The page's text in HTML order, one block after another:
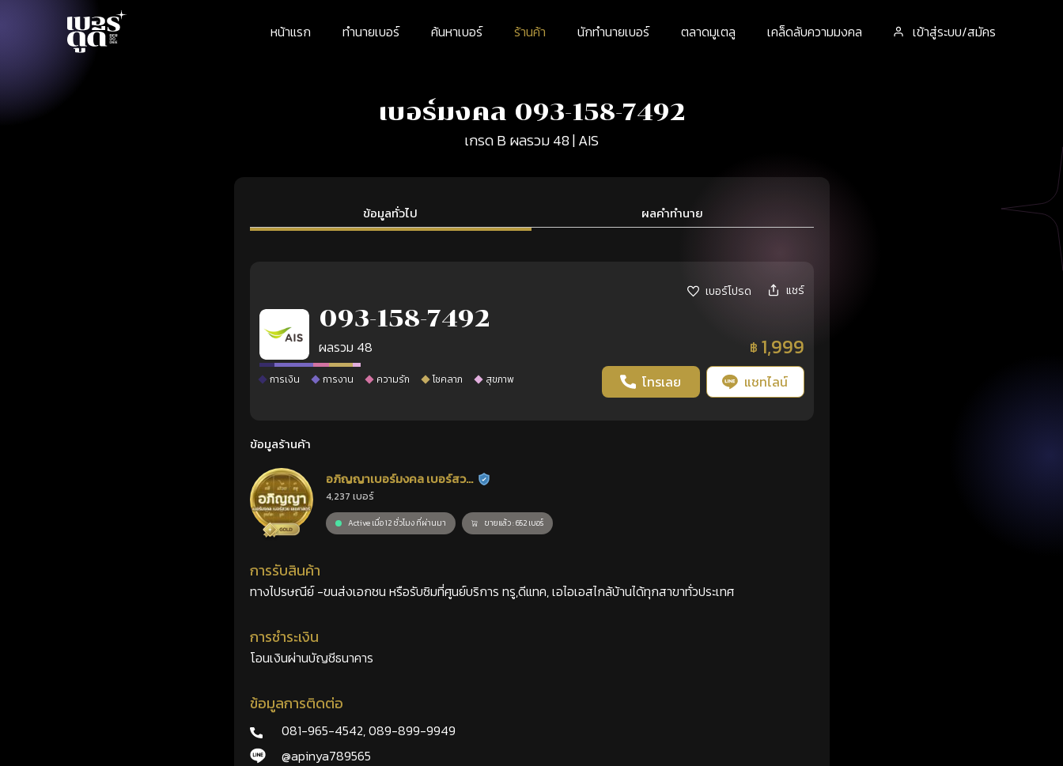
หน้าแรก ทำนายเบอร์ ค้นหาเบอร์ ร้านค้า นักทำนายเบอร์ ตลาดมูเตลู เคล็ดลับความมงคล เข้าสู่ระบบ/สมัคร
เบอร์มงคล 093-158-7492
เกรด B ผลรวม 48 | AIS
ข้อมูลทั่วไป ผลคำทำนาย
เบอร์โปรด แชร์
093-158-7492
ผลรวม 48 ฿ 1,999
การเงิน การงาน ความรัก โชคลาภ สุขภาพ โทรเลย แชทไลน์
ข้อมูลร้านค้า
อภิญญาเบอร์มงคล เบอร์สวย
เลขศาสตร์
ร้านยืนยันแล้ว
4,237 เบอร์
Active เมื่อ 12 ชั่วโมง ที่ผ่านมา ขายแล้ว : 652 เบอร์
การรับสินค้า
ทางไปรษณีย์ -ขนส่งเอกชน หรือรับซิมที่ศูนย์บริการ ทรู,ดีแทค, เอไอเอสไกล้บ้านได้ทุกสาขาทั่วประเทศ
การชำระเงิน
โอนเงินผ่านบัญชีธนาคาร
ข้อมูลการติดต่อ
081-965-4542,089-899-9949
@apinya789565